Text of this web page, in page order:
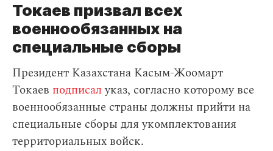
Токаев призвал всех
военнообязанных на
специальные сборы
Президент Казахстана Касым-Жоомарт
Токаев подписалуказ, согласно которому все
военнообязанные страны должны прийти на
специальные сборы для укомплектования
территориальных войск.